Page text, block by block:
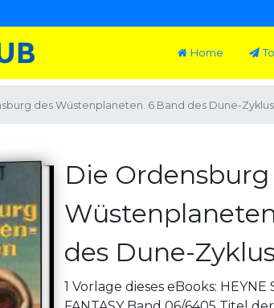
Home
des Wüstenplaneten. 6.Band des Dune-Zyklus
Die Ordensburg
des Dune-
1 Vorlage dieses eBooks: HEYNE